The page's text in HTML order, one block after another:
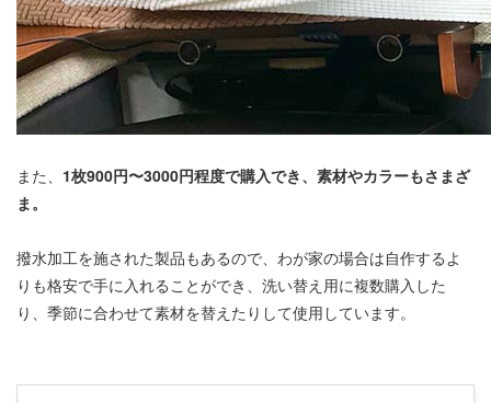
また、 1枚900円〜3000円程度で購入でき、素材やカラーもさまざ
ま。
撥水加工を施された製品もあるので、わが家の場合は自作するよ
りも格安で手に入れることができ、洗い替え用に複数購入した
り、季節に合わせて素材を替えたりして使用しています。